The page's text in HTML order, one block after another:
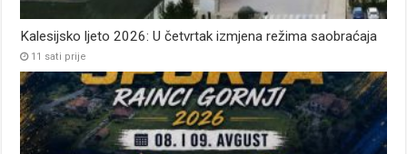
Kalesijsko ljeto 2026: U četvrtak izmjena režima saobraćaja
11 sati prije